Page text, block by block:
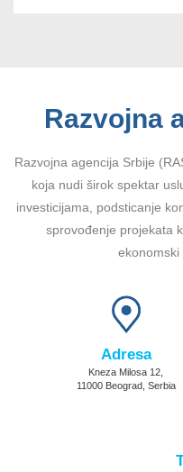
Razvojna
Razvojna agencija Srbije
koja nudi širok spektar
investicijama, podsticanje
sprovođenje projekata
ekonomski
Adresa
Kneza Milosa 12,
11000 Beograd, Serbia